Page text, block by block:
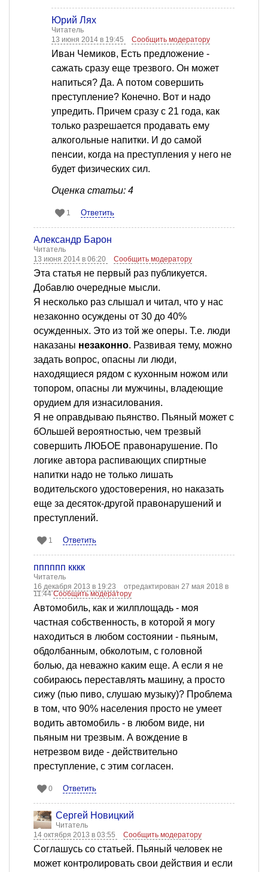
Юрий Лях
Читатель
13 июня 2014 в 19:45
Сообщить модератору
Иван Чемиков, Есть предложение -
сажать сразу еще трезвого. Он может
напиться? Да. А потом совершить
преступление? Конечно. Вот и надо
упредить. Причем сразу с 21 года, как
только разрешается продавать ему
алкогольные напитки. И до самой
пенсии, когда на преступления у него не
будет физических сил.
Оценка статьи: 4
1 Ответить
Александр Барон
Читатель
13 июня 2014 в 06:20
Сообщить модератору
Эта статья не первый раз публикуется.
Добавлю очередные мысли.
Я несколько раз слышал и читал, что у нас
незаконно осуждены от 30 до 40%
осужденных. Это из той же оперы. Т.е. люди
наказаны незаконно. Развивая тему, можно
задать вопрос, опасны ли люди,
находящиеся рядом с кухонным ножом или
топором, опасны ли мужчины, владеющие
орудием для изнасилования.
Я не оправдываю пьянство. Пьяный может с
бОльшей вероятностью, чем трезвый
совершить ЛЮБОЕ правонарушение. По
логике автора распивающих спиртные
напитки надо не только лишать
водительского удостоверения, но наказать
еще за десяток-другой правонарушений и
преступлений.
1 Ответить
пппппп кккк
Читатель
16 декабря 2013 в 19:23
отредактирован 27 мая 2018 в
11:44Сообщить модератору
Автомобиль, как и жилплощадь - моя
частная собственность, в которой я могу
находиться в любом состоянии - пьяным,
обдолбанным, обколотым, с головной
болью, да неважно каким еще. А если я не
собираюсь переставлять машину, а просто
сижу (пью пиво, слушаю музыку)? Проблема
в том, что 90% населения просто не умеет
водить автомобиль - в любом виде, ни
пьяным ни трезвым. А вождение в
нетрезвом виде - действительно
преступление, с этим согласен.
0 Ответить
Сергей Новицкий
Читатель
14 октября 2013 в 03:55
Сообщить модератору
Соглашусь со статьей. Пьяный человек не
может контролировать свои действия и если